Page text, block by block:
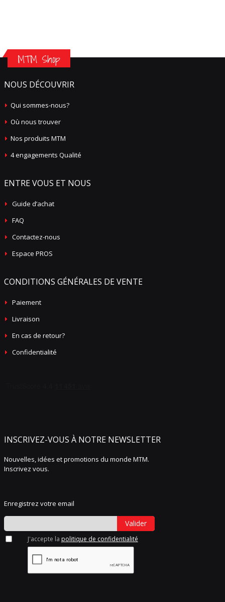
MTM Shop
NOUS DÉCOUVRIR
Qui sommes-nous?
Où nous trouver
Nos produits MTM
4 engagements Qualité
ENTRE VOUS ET NOUS
Guide d’achat
FAQ
Contactez-nous
Espace PROS
CONDITIONS GÉNÉRALES DE VENTE
Paiement
Livraison
En cas de retour?
Confidentialité
INSCRIVEZ-VOUS À NOTRE NEWSLETTER
Nouvelles, idées et promotions du monde MTM.
Inscrivez vous.
Enregistrez votre email
Valider
J'accepte la politique de confidentialité